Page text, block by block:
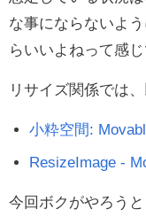
な事にならないよ
らいいよねって感じ
リサイズ関係では
小粋空間:
ResizeImage -
今回ボクがやろう